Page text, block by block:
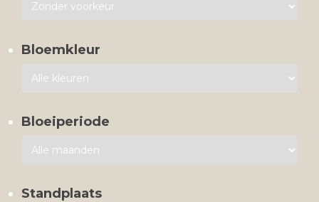
Bloemkleur
Bloeiperiode
Standplaats